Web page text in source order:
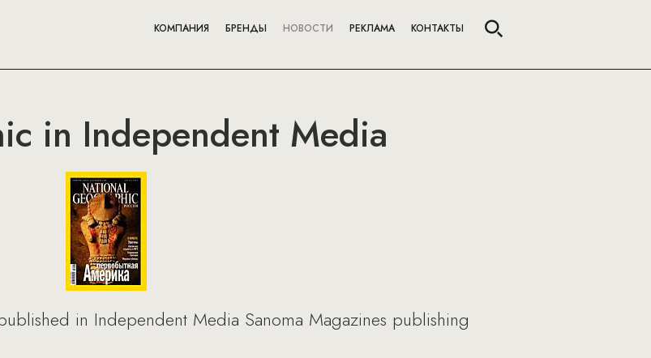
КОМПАНИЯ БРЕНДЫ НОВОСТИ РЕКЛАМА КОНТАКТЫ
in Independent Media
in Independent Media Sanoma Magazines publishing